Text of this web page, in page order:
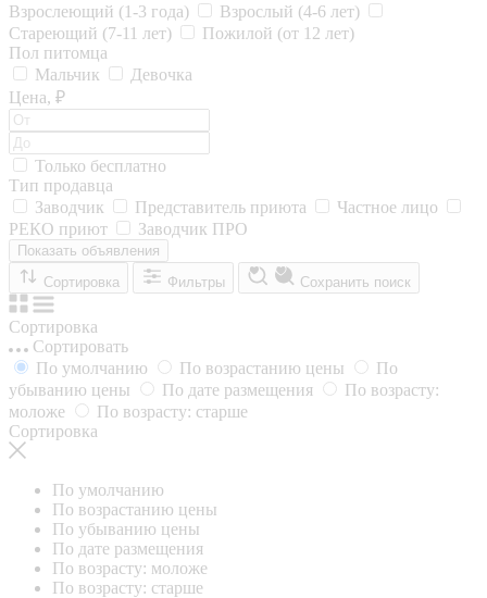
Взрослеющий (1-3 года)
Взрослый (4-6 лет)
Стареющий (7-11 лет)
Пожилой (от 12 лет)
Пол питомца
Мальчик
Девочка
Цена, ₽
Только бесплатно
Тип продавца
Заводчик
Представитель приюта
Частное лицо
РЕКО приют
Заводчик ПРО
Показать объявления
Сортировка
Фильтры Сохранить поиск
Сортировка
Сортировать
По умолчанию
По возрастанию цены
По
убыванию цены
По дате размещения
По возрасту:
моложе
По возрасту: старше
Сортировка
По умолчанию
По возрастанию цены
По убыванию цены
По дате размещения
По возрасту: моложе
По возрасту: старше